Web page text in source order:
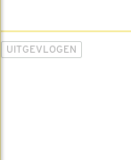
UITGEVLOGEN